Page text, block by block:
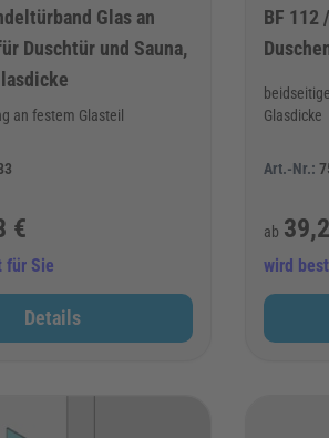
Glas an
Duschtür und Sauna,
an festem Glasteil
€
für Sie
Details
BF 112
Glasdicke
Art.-Nr.:
ab
wird